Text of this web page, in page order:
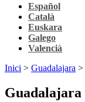
Español
Català
Euskara
Galego
Valencià
Inici > Guadalajara >
Guadalajara